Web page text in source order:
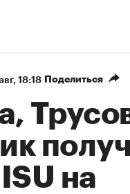
18:18 Поделиться
на